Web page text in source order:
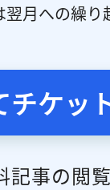
月への繰り
チケッ
記事の閲